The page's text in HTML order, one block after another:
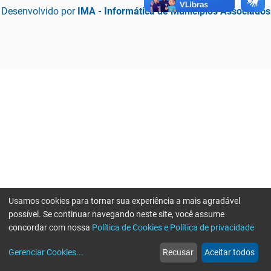
Desenvolvido por IMA - Informática de Municípios Associados
web
Notícias
more_horiz
Mais
Usamos cookies para tornar sua experiência a mais agradável
possível. Se continuar navegando neste site, você assume
concordar com nossa Política de Cookies e Política de privacidade
Gerenciar Cookies... Recusar Aceitar todos
Erro ao enviar informações, por favor tente novamente